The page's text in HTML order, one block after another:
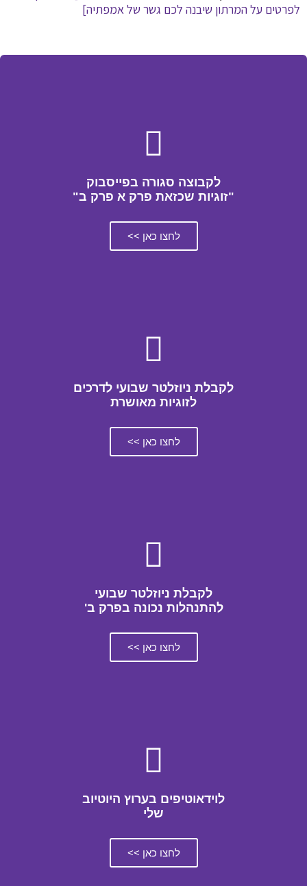
לפרטים על המרתון שיבנה לכם גשר של אמפתיה]
לקבוצה סגורה בפייסבוק
"זוגיות שכזאת פרק א פרק ב"
לחצו כאן >>
לקבלת ניוזלטר שבועי לדרכים
לזוגיות מאושרת
לחצו כאן >>
לקבלת ניוזלטר שבועי
להתנהלות נכונה בפרק ב'
לחצו כאן >>
לוידאוטיפים בערוץ היוטיוב
שלי
לחצו כאן >>